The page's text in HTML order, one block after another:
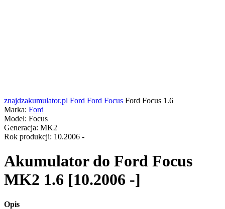
znajdzakumulator.pl Ford Ford Focus Ford Focus 1.6
Marka: Ford
Model: Focus
Generacja: MK2
Rok produkcji: 10.2006 -
Akumulator do Ford Focus
MK2 1.6 [10.2006 -]
Opis